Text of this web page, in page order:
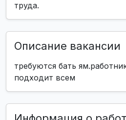
труда.
Описание вакансии
требуются бать
подходит всем